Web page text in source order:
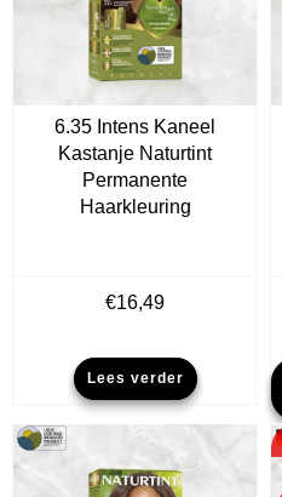
6.35 Intens Kaneel
Kastanje Naturtint
Permanente
Haarkleuring
€16,49
Lees verder